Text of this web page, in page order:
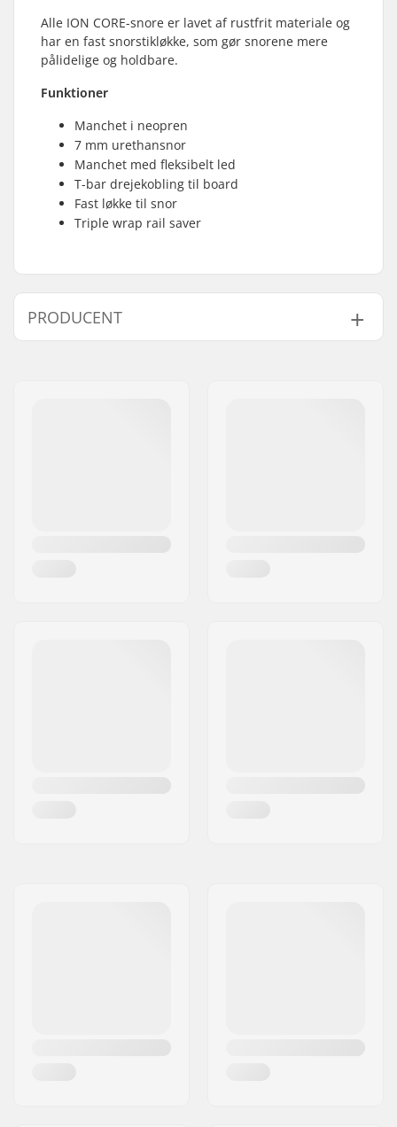
Alle ION CORE-snore er lavet af rustfrit materiale og
har en fast snorstikløkke, som gør snorene mere
pålidelige og holdbare.
Funktioner
Manchet i neopren
7 mm urethansnor
Manchet med fleksibelt led
T-bar drejekobling til board
Fast løkke til snor
Triple wrap rail saver
PRODUCENT